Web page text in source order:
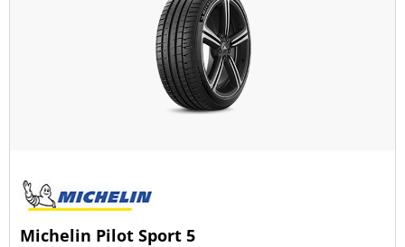
Michelin Pilot Sport 5